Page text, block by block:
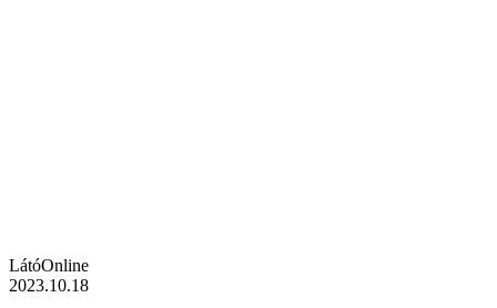
LátóOnline
2023.10.18